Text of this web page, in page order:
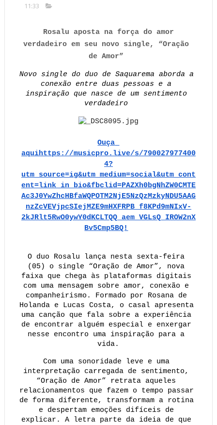
11:33
Rosalu aposta na força do amor
verdadeiro em seu novo single, “Oração
de Amor”
Novo single do duo de Saquarema aborda a
conexão entre duas pessoas e a
inspiração que nasce de um sentimento
verdadeiro
Ouça
aquihttps://musicpro.live/s/790027977400
4?
utm_source=ig&utm_medium=social&utm_cont
ent=link_in_bio&fbclid=PAZXh0bgNhZW0CMTE
Ac3J0YwZhcHBfaWQPOTM2NjE5NzQzMzkyNDU5AAG
nzZcVEVjpcSIejMZE9mHXFRPB_f8KPd9mNIxV-
2kJRlt5RwO0ywY0dKCLTQQ_aem_VGLsQ_IROW2nX
Bv5Cmp5BQ!
O duo Rosalu lança nesta sexta-feira
(05) o single “Oração de Amor”, nova
faixa que chega às plataformas digitais
com uma mensagem sobre amor, conexão e
companheirismo. Formado por Rosana de
Holanda e Lucas Costa, o casal apresenta
uma canção que fala sobre a experiência
de encontrar alguém especial e enxergar
nesse encontro uma inspiração para a
vida.
Com uma sonoridade leve e uma
interpretação carregada de sentimento,
“Oração de Amor” retrata aqueles
relacionamentos que fazem o tempo passar
de forma diferente, transformam a rotina
e despertam emoções difíceis de
explicar. A letra parte da ideia de que